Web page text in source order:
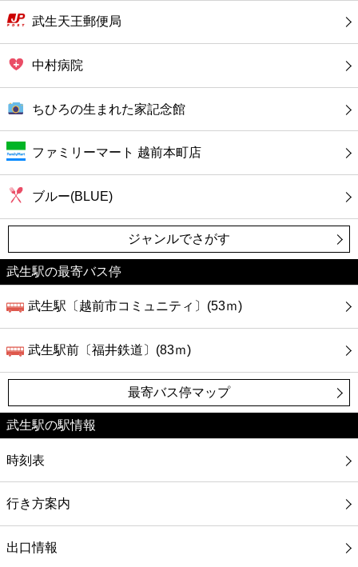
武生天王郵便局
中村病院
ちひろの生まれた家記念館
ファミリーマート 越前本町店
ブルー(BLUE)
ジャンルでさがす
武生駅の最寄バス停
武生駅〔越前市コミュニティ〕(53ｍ)
武生駅前〔福井鉄道〕(83ｍ)
最寄バス停マップ
武生駅の駅情報
時刻表
行き方案内
出口情報